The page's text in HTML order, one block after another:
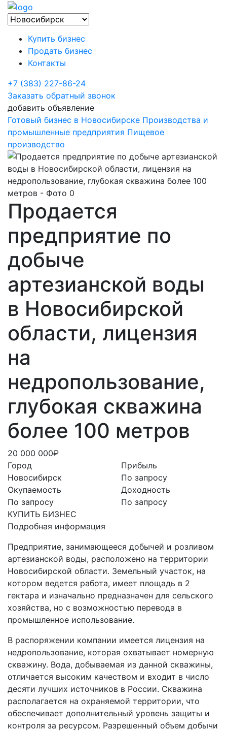
Купить бизнес
Продать бизнес
Контакты
+7 (383) 227-86-24
Заказать обратный звонок
добавить объявление
Готовый бизнес в Новосибирске Производства и
промышленные предприятия Пищевое
производство
Продается
предприятие по
добыче
артезианской воды
в Новосибирской
области, лицензия
на
недропользование,
глубокая скважина
более 100 метров
20 000 000₽
Город
Новосибирск
Окупаемость
По запросу
КУПИТЬ БИЗНЕС
Прибыль
По запросу
Доходность
По запросу
Подробная информация
Предприятие, занимающееся добычей и розливом
артезианской воды, расположено на территории
Новосибирской области. Земельный участок, на
котором ведется работа, имеет площадь в 2
гектара и изначально предназначен для сельского
хозяйства, но с возможностью перевода в
промышленное использование.
В распоряжении компании имеется лицензия на
недропользование, которая охватывает номерную
скважину. Вода, добываемая из данной скважины,
отличается высоким качеством и входит в число
десяти лучших источников в России. Скважина
располагается на охраняемой территории, что
обеспечивает дополнительный уровень защиты и
контроля за ресурсом. Разрешенный объем добычи